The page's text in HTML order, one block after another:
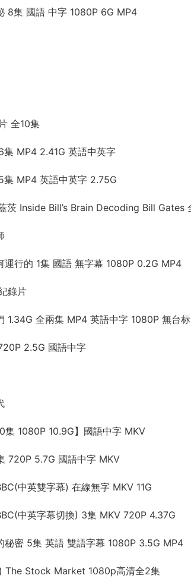
8集 國語 中字 1080P 6G MP4
全10集
集 MP4 2.41G 英語中英字
集 MP4 英語中英字 2.75G
茨 Inside Bill’s Brain Decoding Bill
運行的 1集 國語 無字幕 1080P 0.2G MP4
錄片
1.34G 全兩集 MP4 英語中字 1080P 無台标
2.5G 國語中字
集 1080P 10.9G】國語中字 MKV
720P 5.7G 國語中字 MKV
中英雙字幕) 在線無字 MKV 11G
中英字幕切換) 3集 MKV 720P 4.37G
秘密 5集 英語 雙語字幕 1080P 3.5G MP4
The Stock Market 1080p高清全2集